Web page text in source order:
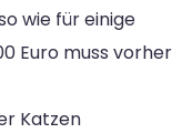
wie für einige
Euro muss vorher
Katzen